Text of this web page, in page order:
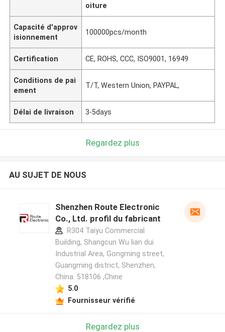
oiture
Capacité d'approv
isionnement
100000pcs/month
Certification CE, ROHS, CCC, ISO9001, 16949
Conditions de pai
ement
T/T, Western Union, PAYPAL,
Délai de livraison 3-5days
Regardez plus
AU SUJET DE NOUS
Shenzhen Route Electronic
Co., Ltd. profil du fabricant
R304 Taiyu Commercial
Building, Shangcun Wu lian dui
Industrial Area, Gongming street,
Guangming district, Shenzhen,
China. 518106 ,Chine
5.0
Fournisseur vérifié
Regardez plus